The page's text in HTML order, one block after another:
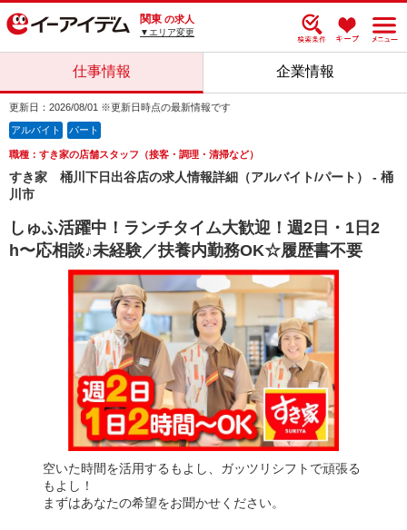
関東 の求人
▼エリア変更
仕事情報 企業情報
更新日：2026/08/01 ※更新日時点の最新情報です
アルバイト パート
職種：すき家の店舗スタッフ（接客・調理・清掃など）
すき家 桶川下日出谷店の求人情報詳細（アルバイト/パート） - 桶
川市
しゅふ活躍中！ランチタイム大歓迎！週2日・1日2
h〜応相談♪未経験／扶養内勤務OK☆履歴書不要
空いた時間を活用するもよし、ガッツリシフトで頑張る
もよし！
まずはあなたの希望をお聞かせください。